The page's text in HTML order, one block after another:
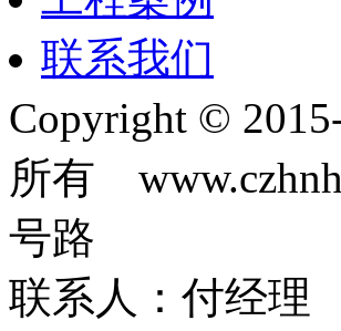
联系我们
Copyright ©
所有
号路
联系人：付经理